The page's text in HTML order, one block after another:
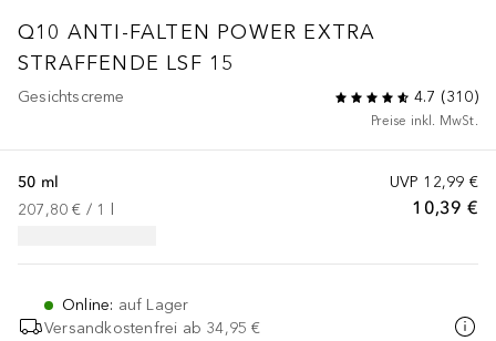
Q10 ANTI-FALTEN POWER EXTRA
STRAFFENDE LSF 15
Gesichtscreme 4.7 (310)
Preise inkl. MwSt.
UVP 12,99 €
10,39 €
50 ml
207,80 € / 1
Online: auf Lager
Versandkostenfrei ab 34,95 €